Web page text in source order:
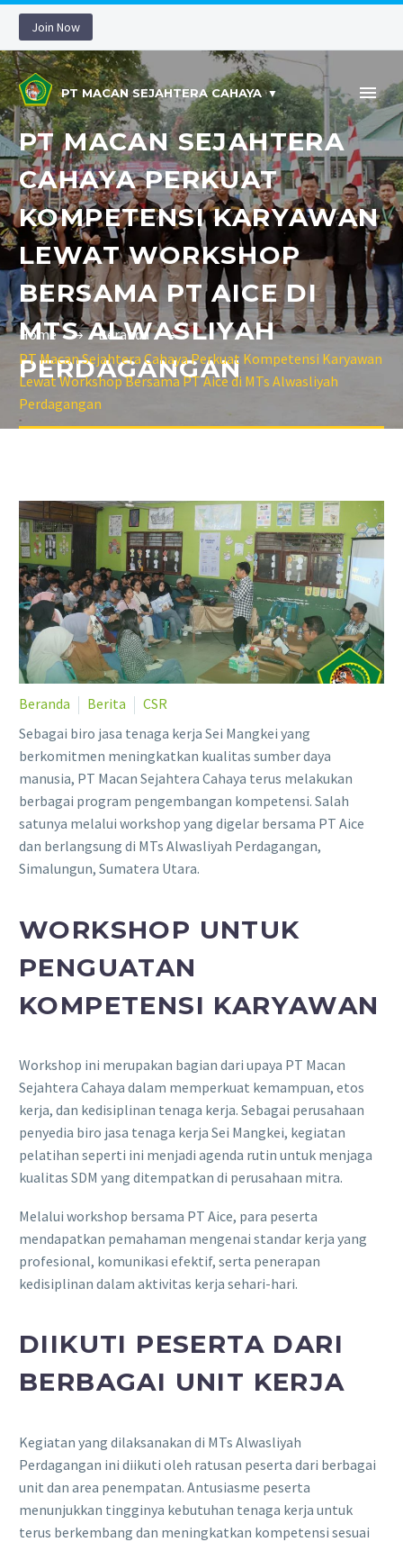
Join Now
PT MACAN SEJAHTERA CAHAYA
PT MACAN SEJAHTERA
CAHAYA PERKUAT
KOMPETENSI KARYAWAN
LEWAT WORKSHOP
BERSAMA PT AICE DI
MTS ALWASLIYAH
PERDAGANGAN
Home
Beranda
PT Macan Sejahtera Cahaya Perkuat Kompetensi Karyawan
Lewat Workshop Bersama PT Aice di MTs Alwasliyah
Perdagangan
Beranda Berita
CSR
Sebagai biro jasa tenaga kerja Sei Mangkei yang
berkomitmen meningkatkan kualitas sumber daya
manusia, PT Macan Sejahtera Cahaya terus melakukan
berbagai program pengembangan kompetensi. Salah
satunya melalui workshop yang digelar bersama PT Aice
dan berlangsung di MTs Alwasliyah Perdagangan,
Simalungun, Sumatera Utara.
WORKSHOP UNTUK
PENGUATAN
KOMPETENSI KARYAWAN
Workshop ini merupakan bagian dari upaya PT Macan
Sejahtera Cahaya dalam memperkuat kemampuan, etos
kerja, dan kedisiplinan tenaga kerja. Sebagai perusahaan
penyedia biro jasa tenaga kerja Sei Mangkei, kegiatan
pelatihan seperti ini menjadi agenda rutin untuk menjaga
kualitas SDM yang ditempatkan di perusahaan mitra.
Melalui workshop bersama PT Aice, para peserta
mendapatkan pemahaman mengenai standar kerja yang
profesional, komunikasi efektif, serta penerapan
kedisiplinan dalam aktivitas kerja sehari-hari.
DIIKUTI PESERTA DARI
BERBAGAI UNIT KERJA
Kegiatan yang dilaksanakan di MTs Alwasliyah
Perdagangan ini diikuti oleh ratusan peserta dari berbagai
unit dan area penempatan. Antusiasme peserta
menunjukkan tingginya kebutuhan tenaga kerja untuk
terus berkembang dan meningkatkan kompetensi sesuai